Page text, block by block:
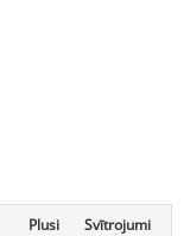
Plusi Svītrojumi